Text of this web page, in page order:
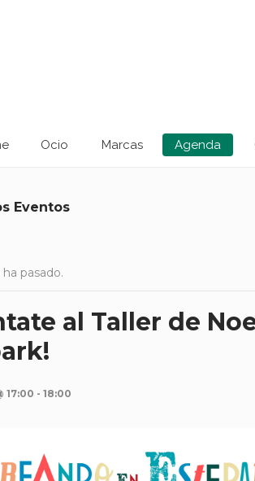
Ocio Marcas Agenda
Eventos
pasado.
al Taller de
17:00 - 18:00